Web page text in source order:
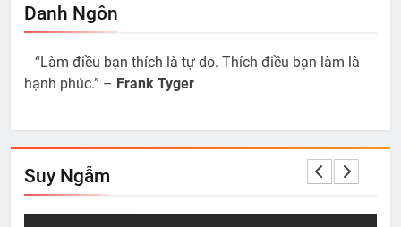
Mar 07, 2012 0
Dec 11, 2010 0
Danh Ngôn
“Làm điều bạn thích là tự do. Thích điều bạn làm là
hạnh phúc.” – Frank Tyger
Suy Ngẫm